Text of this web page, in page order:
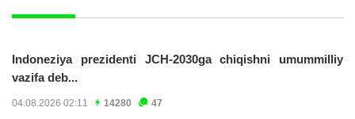
Indoneziya prezidenti JCH-2030ga chiqishni umummilliy
vazifa deb...
04.08.2026 02:11 14280 47